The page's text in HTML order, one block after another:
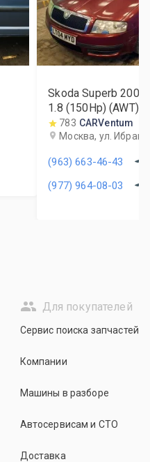
Skoda Superb 2004
1.8 (150Hp) (AWT)
783 CARVentum
Москва, ул.
(963) 663-46-43
(977) 964-08-03
Для покупателей
Сервис поиска запчастей
Компании
Машины в разборе
Автосервисам и СТО
Доставка